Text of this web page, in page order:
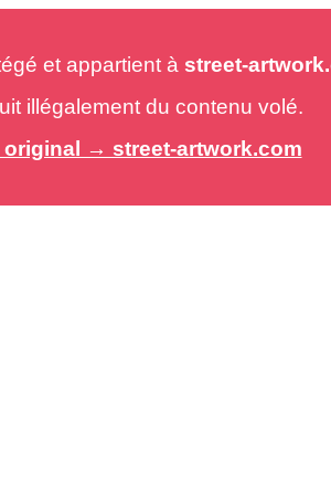
et appartient à street-
illégalement du contenu volé.
original → street-artwork.com